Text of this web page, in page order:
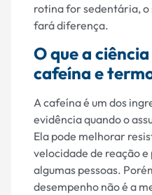
rotina for sedentária,
fará diferença.
O que a
cafeína e
A cafeína é um dos
evidência quando o
Ela pode melhorar
velocidade de reação
algumas pessoas.
desempenho não é a